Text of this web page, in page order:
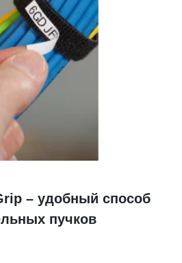
– удобный способ
пучков